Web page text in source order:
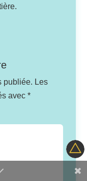
publiée. Les
avec*